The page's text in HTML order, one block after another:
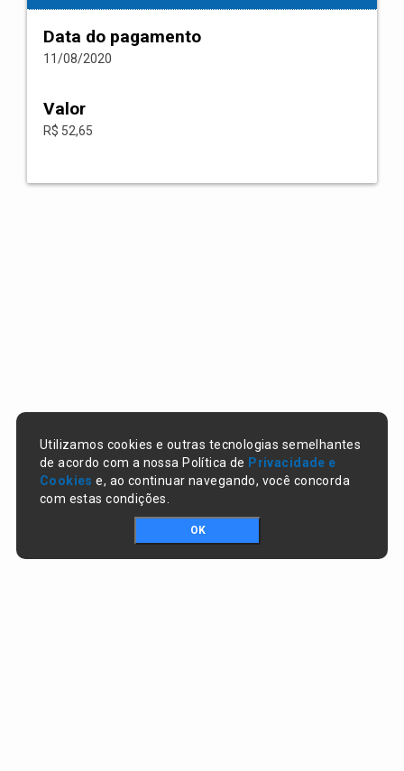
Data do pagamento
11/08/2020
Valor
R$ 52,65
Utilizamos cookies e outras tecnologias semelhantes
de acordo com a nossa Política de Privacidade e
Cookies e, ao continuar navegando, você concorda
com estas condições.
OK